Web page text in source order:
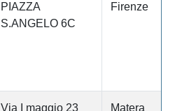
PIAZZA
S.ANGELO 6C
Firenze
Via I maggio 23 Matera